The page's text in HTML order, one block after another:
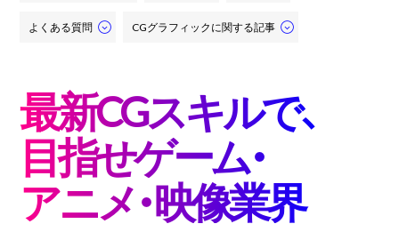
よくある質問 CGグラフィックに関する記事
最新CGスキルで、
目指せゲーム・
アニメ・映像業界